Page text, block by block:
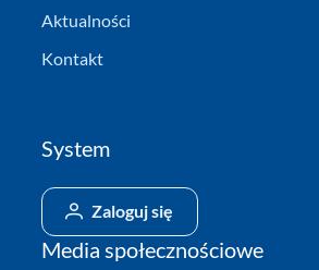
Aktualności
Kontakt
System
Zaloguj się
Media społecznościowe